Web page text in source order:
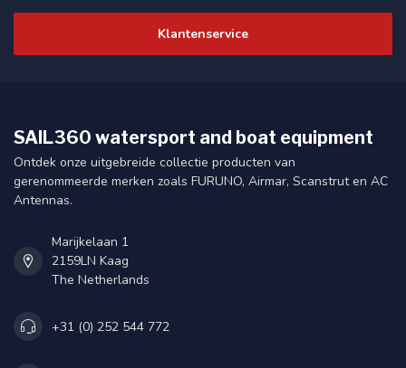
Klantenservice
SAIL360 watersport and boat equipment
Ontdek onze uitgebreide collectie producten van
gerenommeerde merken zoals FURUNO, Airmar, Scanstrut en AC
Antennas.
Marijkelaan 1
2159LN Kaag
The Netherlands
+31 (0) 252 544 772